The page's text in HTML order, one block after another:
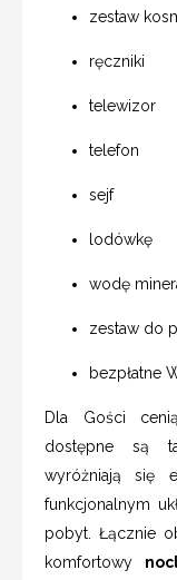
zestaw
ręczniki
telewizor
telefon
sejf
lodówkę
wodę
zestaw do
bezpłatne
Dla Gości
dostępne są
wyróżniają się
funkcjonalnym
pobyt. Łącznie
komfortowy